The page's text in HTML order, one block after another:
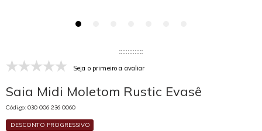
Seja o primeiro a avaliar
Saia Midi Moletom Rustic Evasê
Código: 030 006 236 0060
DESCONTO PROGRESSIVO